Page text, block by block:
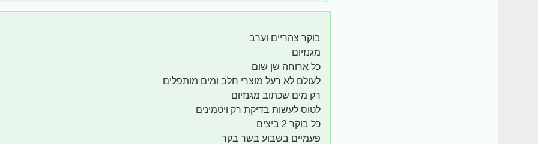
בוקר צהריים וערב
מגנזיום
כל ארוחה שן שום
לעולם לא רעל מוצרי חלב ומים מותפלים
רק מים שכתוב מגנזיום
לטוס לעשות בדיקת רק ויטמינים
כל בוקר 2 ביצים
פעמיים בשבוע בשר בקר